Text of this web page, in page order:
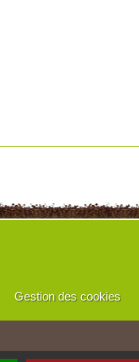
Gestion des cookies